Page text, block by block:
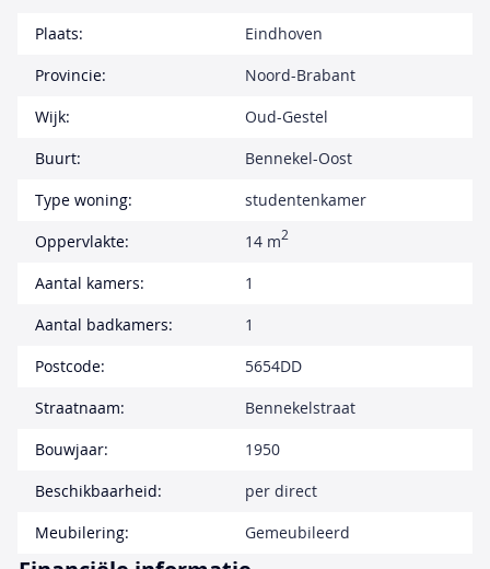
Plaats:
Eindhoven
Provincie:
Noord-Brabant
Wijk:
Oud-Gestel
Buurt:
Bennekel-Oost
Type woning:
studentenkamer
Oppervlakte:
14 m2
Aantal kamers:
1
Aantal badkamers:
1
Postcode:
5654DD
Straatnaam:
Bennekelstraat
Bouwjaar:
1950
Beschikbaarheid:
per direct
Meubilering:
Gemeubileerd